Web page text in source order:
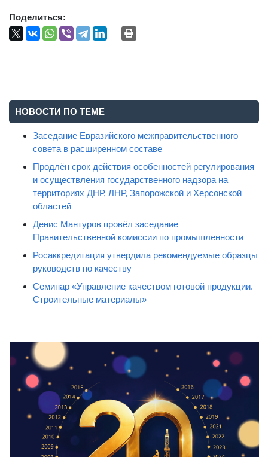
Поделиться:
НОВОСТИ ПО ТЕМЕ
Заседание Евразийского межправительственного
совета в расширенном составе
Продлён срок действия особенностей регулирования
и осуществления государственного надзора на
территориях ДНР, ЛНР, Запорожской и Херсонской
областей
Денис Мантуров провёл заседание
Правительственной комиссии по промышленности
Росаккредитация утвердила рекомендуемые образцы
руководств по качеству
Семинар «Управление качеством готовой продукции.
Строительные материалы»